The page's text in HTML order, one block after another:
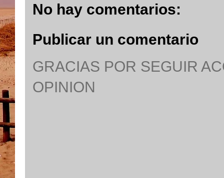
No hay comentarios:
Publicar un comentario
GRACIAS POR SEGUIR
OPINION